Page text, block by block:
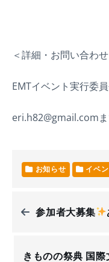
＜詳細・お問い合わせ
EMTイベント実行委
eri.h82@gmail.com
お知らせ イベン
参加者大募集